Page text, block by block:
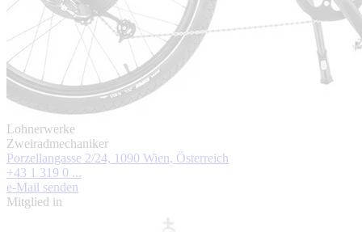
Lohnerwerke
Zweiradmechaniker
Porzellangasse 2/24, 1090 Wien, Österreich
+43 1 319 0 ...
e-Mail senden
Mitglied in